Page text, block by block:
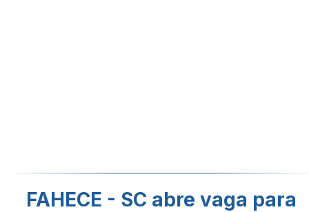
FAHECE - SC abre vaga para